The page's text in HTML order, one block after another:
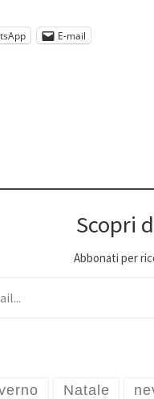
E-mail
Scopri
Abbonati per
Natale